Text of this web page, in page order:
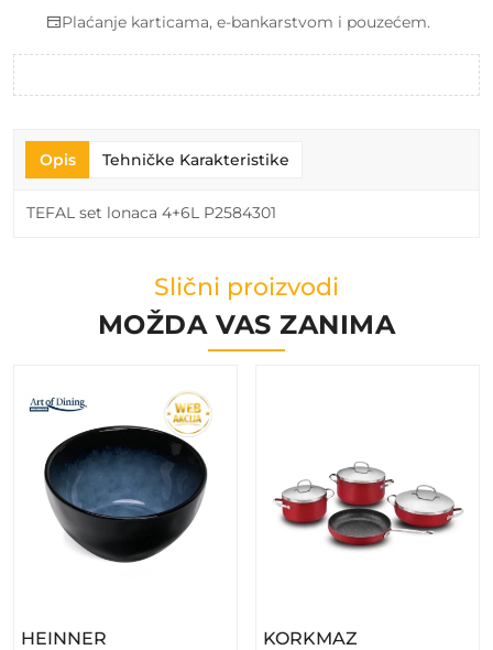
Plaćanje karticama, e-bankarstvom i pouzećem.
Opis Tehničke Karakteristike
TEFAL set lonaca 4+6L P2584301
Slični proizvodi
MOŽDA VAS ZANIMA
HEINNER – HEINNER Set Zdjela HR-LH-B106-SET 6
KORKMAZ